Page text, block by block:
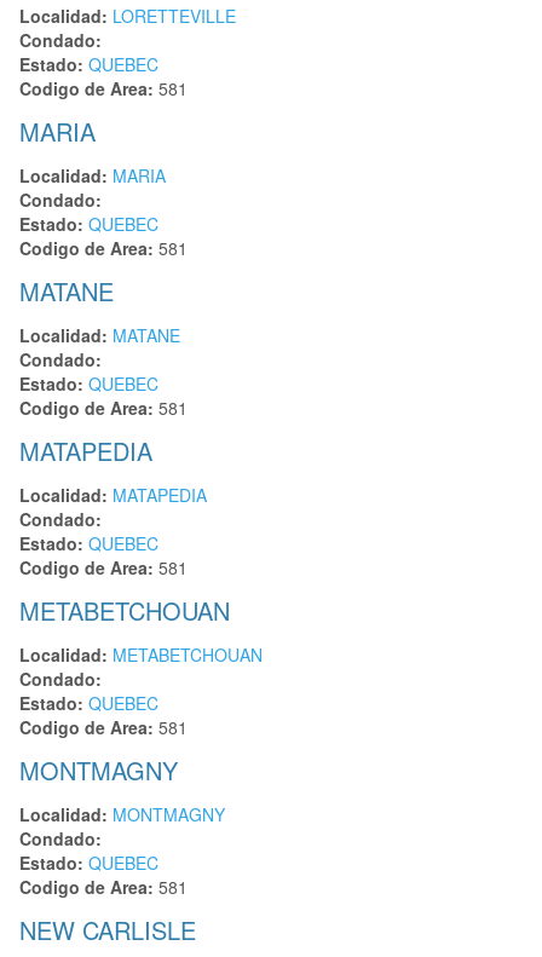
Localidad: LORETTEVILLE
Condado:
Estado: QUEBEC
Codigo de Area: 581
MARIA
Localidad: MARIA
Condado:
Estado: QUEBEC
Codigo de Area: 581
MATANE
Localidad: MATANE
Condado:
Estado: QUEBEC
Codigo de Area: 581
MATAPEDIA
Localidad: MATAPEDIA
Condado:
Estado: QUEBEC
Codigo de Area: 581
METABETCHOUAN
Localidad: METABETCHOUAN
Condado:
Estado: QUEBEC
Codigo de Area: 581
MONTMAGNY
Localidad: MONTMAGNY
Condado:
Estado: QUEBEC
Codigo de Area: 581
NEW CARLISLE